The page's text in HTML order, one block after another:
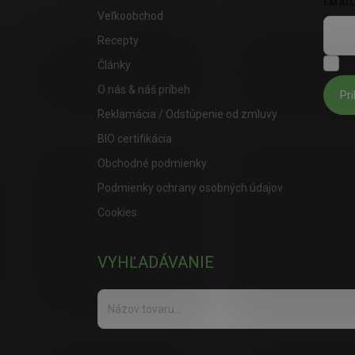
Veľkoobchod
Recepty
Články
O nás & náš príbeh
Reklamácia / Odstúpenie od zmluvy
BIO certifikácia
Obchodné podmienky
Podmienky ochrany osobných údajov
Cookies
VYHĽADÁVANIE